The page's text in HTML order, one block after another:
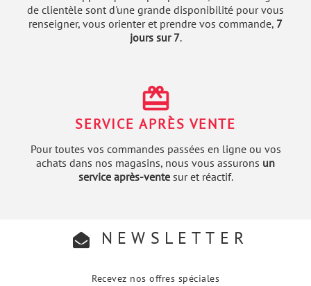
de clientèle sont d'une grande disponibilité pour vous
renseigner, vous orienter et prendre vos commande, 7
jours sur 7.
redeem
SERVICE APRÈS VENTE
Pour toutes vos commandes passées en ligne ou vos
achats dans nos magasins, nous vous assurons un
service après-ventesur et réactif.
NEWSLETTER
Recevez nos offres spéciales